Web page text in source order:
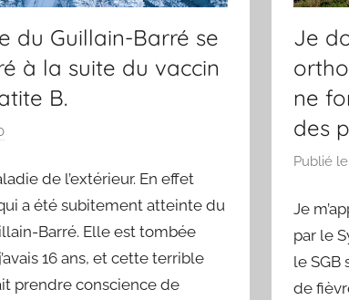
du Guillain-Barré se
à la suite du vaccin
B.
r
F
r
de l’extérieur. En effet
a été subitement atteinte du
Barré. Elle est tombée
16 ans, et cette terrible
prendre conscience de
Je
ne
des
Publié
Je
par le
le SGB
de